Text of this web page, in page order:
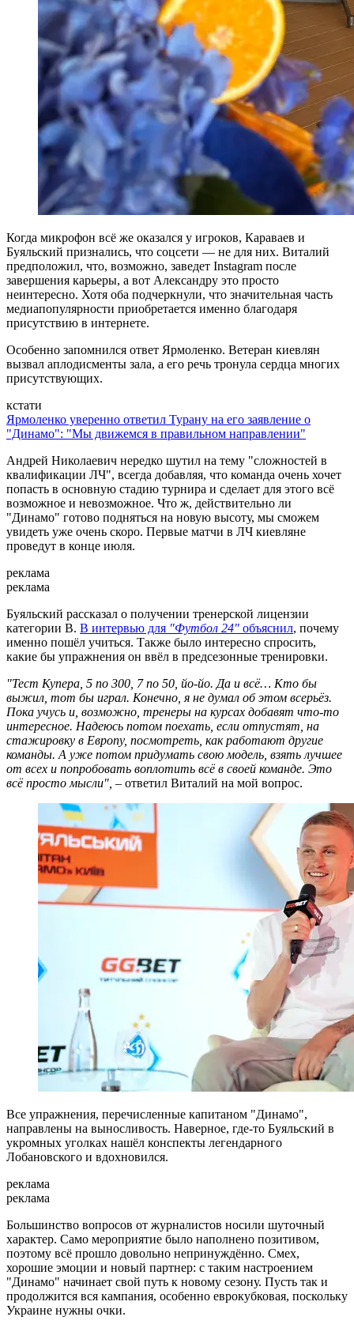
Когда микрофон всё же оказался у игроков, Караваев и
Буяльский признались, что соцсети — не для них. Виталий
предположил, что, возможно, заведет Instagram после
завершения карьеры, а вот Александру это просто
неинтересно. Хотя оба подчеркнули, что значительная часть
медиапопулярности приобретается именно благодаря
присутствию в интернете.
Особенно запомнился ответ Ярмоленко. Ветеран киевлян
вызвал аплодисменты зала, а его речь тронула сердца многих
присутствующих.
кстати
Ярмоленко уверенно ответил Турану на его заявление о
"Динамо": "Мы движемся в правильном направлении"
Андрей Николаевич нередко шутил на тему "сложностей в
квалификации ЛЧ", всегда добавляя, что команда очень хочет
попасть в основную стадию турнира и сделает для этого всё
возможное и невозможное. Что ж, действительно ли
"Динамо" готово подняться на новую высоту, мы сможем
увидеть уже очень скоро. Первые матчи в ЛЧ киевляне
проведут в конце июля.
реклама
реклама
Буяльский рассказал о получении тренерской лицензии
категории В. В интервью для "Футбол 24" объяснил, почему
именно пошёл учиться. Также было интересно спросить,
какие бы упражнения он ввёл в предсезонные тренировки.
"Тест Купера, 5 по 300, 7 по 50, йо-йо. Да и всё… Кто бы
выжил, тот бы играл. Конечно, я не думал об этом всерьёз.
Пока учусь и, возможно, тренеры на курсах добавят что-то
интересное. Надеюсь потом поехать, если отпустят, на
стажировку в Европу, посмотреть, как работают другие
команды. А уже потом придумать свою модель, взять лучшее
от всех и попробовать воплотить всё в своей команде. Это
всё просто мысли", – ответил Виталий на мой вопрос.
Все упражнения, перечисленные капитаном "Динамо",
направлены на выносливость. Наверное, где-то Буяльский в
укромных уголках нашёл конспекты легендарного
Лобановского и вдохновился.
реклама
реклама
Большинство вопросов от журналистов носили шуточный
характер. Само мероприятие было наполнено позитивом,
поэтому всё прошло довольно непринуждённо. Смех,
хорошие эмоции и новый партнер: с таким настроением
"Динамо" начинает свой путь к новому сезону. Пусть так и
продолжится вся кампания, особенно еврокубковая, поскольку
Украине нужны очки.